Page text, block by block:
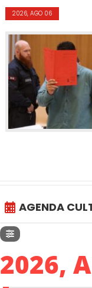
2026, AGO 06
AGENDA
2026,